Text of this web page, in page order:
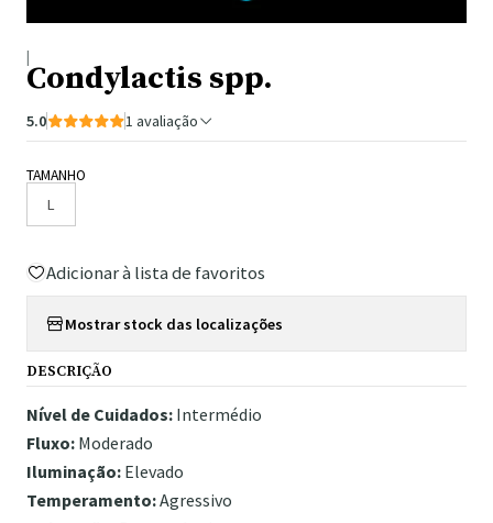
|
Condylactis spp.
5.0 1 avaliação
TAMANHO
L
Adicionar à lista de favoritos
Mostrar stock das localizações
DESCRIÇÃO
Nível de Cuidados: Intermédio
Fluxo: Moderado
Iluminação: Elevado
Temperamento:Agressivo